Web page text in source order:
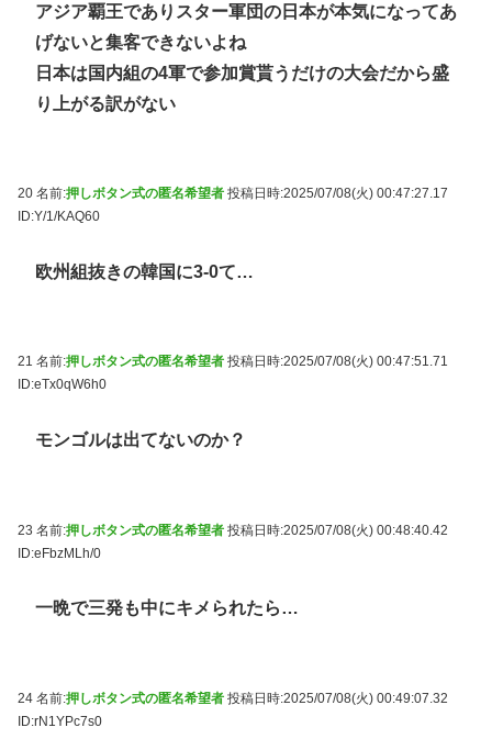
アジア覇王でありスター軍団の日本が本気になってあ
げないと集客できないよね
日本は国内組の4軍で参加賞貰うだけの大会だから盛
り上がる訳がない
20 名前:押しボタン式の匿名希望者 投稿日時:2025/07/08(火) 00:47:27.17
ID:Y/1/KAQ60
欧州組抜きの韓国に3-0て…
21 名前:押しボタン式の匿名希望者 投稿日時:2025/07/08(火) 00:47:51.71
ID:eTx0qW6h0
モンゴルは出てないのか？
23 名前:押しボタン式の匿名希望者 投稿日時:2025/07/08(火) 00:48:40.42
ID:eFbzMLh/0
一晩で三発も中にキメられたら…
24 名前:押しボタン式の匿名希望者 投稿日時:2025/07/08(火) 00:49:07.32
ID:rN1YPc7s0